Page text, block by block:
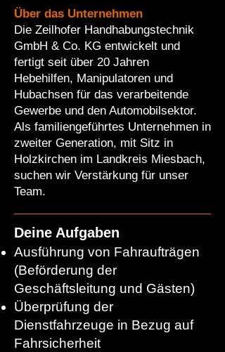
Über das Unternehmen
Die Zeilhofer Handhabungstechnik
GmbH & Co. KG entwickelt und
fertigt seit über 20 Jahren
Hebehilfen, Manipulatoren und
Hubachsen für das verarbeitende
Gewerbe und den Automobilsektor.
Als familiengeführtes Unternehmen in
zweiter Generation, mit Sitz in
Holzkirchen im Landkreis Miesbach,
suchen wir Verstärkung für unser
Team.
Deine Aufgaben
Ausführung von Fahraufträgen
(Beförderung der
Geschäftsleitung und Gästen)
Überprüfung der
Dienstfahrzeuge in Bezug auf
Fahrsicherheit